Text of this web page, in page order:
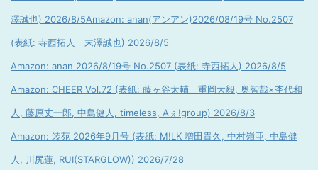
澤誠也) 2026/8/5Amazon: anan(アンアン)2026/08/19号 No.2507
(表紙: 寺西拓人 末澤誠也) 2026/8/5
Amazon: anan 2026/8/19号 No.2507 (表紙: 寺西拓人) 2026/8/5
Amazon: CHEER Vol.72 (表紙: 藤ヶ谷太輔 重岡大毅, 奥智哉×杢代和
人, 藤原丈一郎, 中島健人, timeless, Aぇ!group) 2026/8/3
Amazon: 装苑 2026年9月号 (表紙: M!LK 増田貴久, 中村嶺亜, 中島健
人, 川尻蓮, RUI(STARGLOW)) 2026/7/28